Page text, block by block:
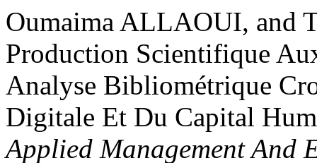
Oumaima ALLAOUI, and
Production Scientifique
Analyse Bibliométrique
Digitale Et Du Capital
Applied Management And